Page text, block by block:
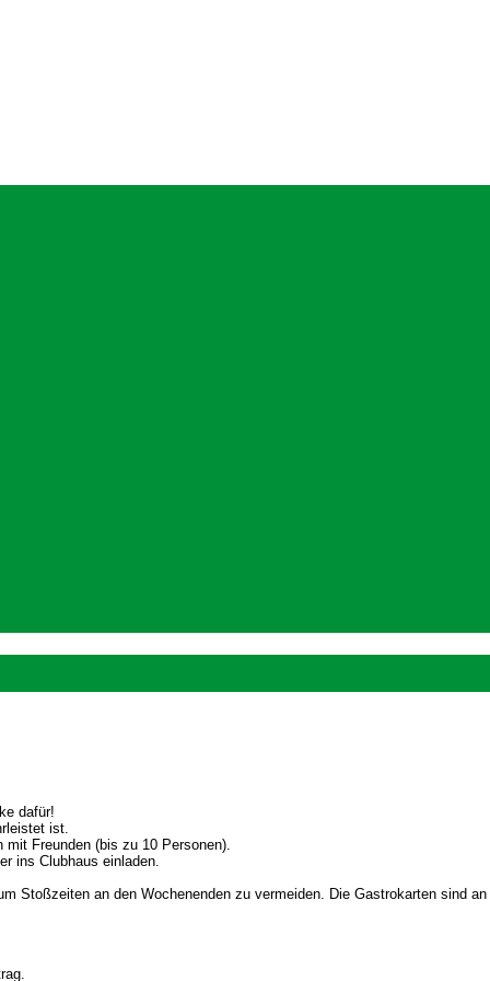
dafür!
ist.
Freunden (bis zu 10 Personen).
ins Clubhaus einladen.
Stoßzeiten an den Wochenenden zu vermeiden. Die Gastrokarten sind an